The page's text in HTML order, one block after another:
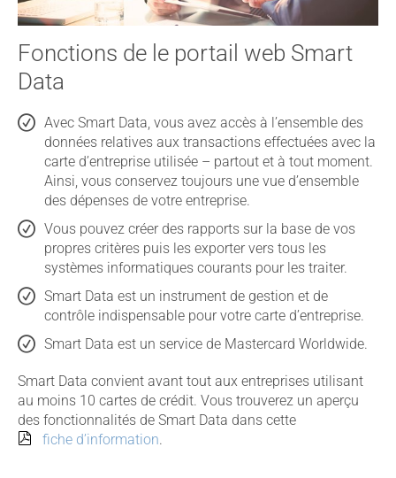
Fonctions de le portail web Smart
Data
Avec Smart Data, vous avez accès à l’ensemble des
données relatives aux transactions effectuées avec la
carte d’entreprise utilisée – partout et à tout moment.
Ainsi, vous conservez toujours une vue d’ensemble
des dépenses de votre entreprise.
Vous pouvez créer des rapports sur la base de vos
propres critères puis les exporter vers tous les
systèmes informatiques courants pour les traiter.
Smart Data est un instrument de gestion et de
contrôle indispensable pour votre carte d’entreprise.
Smart Data est un service de Mastercard Worldwide.
Smart Data convient avant tout aux entreprises utilisant
au moins 10 cartes de crédit. Vous trouverez un aperçu
des fonctionnalités de Smart Data dans cette
fiche d’information.